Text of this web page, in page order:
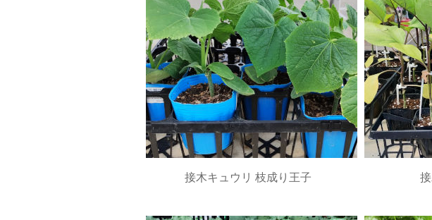
接木キュウリ 枝成り王子